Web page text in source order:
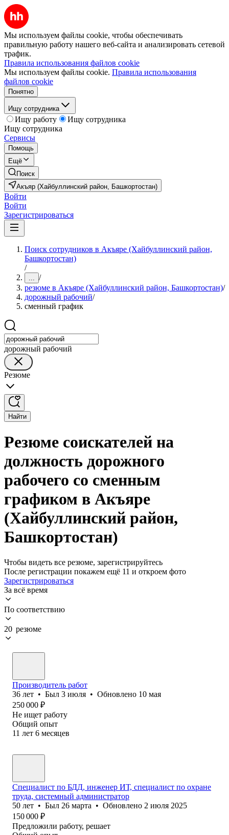
Мы используем файлы cookie, чтобы обеспечивать
правильную работу нашего веб-сайта и анализировать сетевой
трафик.
Правила использования файлов cookie
Мы используем файлы cookie. Правила использования
файлов cookie
Понятно
Ищу сотрудника
Ищу работу
Ищу сотрудника
Ищу сотрудника
Сервисы
Помощь
Ещё
Поиск
Акъяр (Хайбуллинский район, Башкортостан)
Войти
Войти
Зарегистрироваться
Поиск сотрудников в Акъяре (Хайбуллинский район,
Башкортостан)
/
... /
резюме в Акъяре (Хайбуллинский район, Башкортостан)/
дорожный рабочий/
сменный график
дорожный рабочий
Резюме
Найти
Резюме соискателей на
должность дорожного
рабочего со сменным
графиком в Акъяре
(Хайбуллинский район,
Башкортостан)
Чтобы видеть все резюме, зарегистрируйтесь
После регистрации покажем ещё 11 и откроем фото
Зарегистрироваться
За всё время
По соответствию
20 резюме
Производитель работ
36 лет • Был 3 июля • Обновлено 10 мая
250 000 ₽
Не ищет работу
Общий опыт
11 лет 6 месяцев
Специалист по БДД, инженер ИТ, специалист по охране
труда, системный администратор
50 лет • Был 26 марта • Обновлено 2 июля 2025
150 000 ₽
Предложили работу, решает